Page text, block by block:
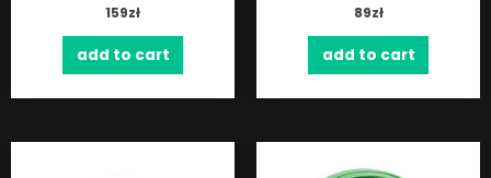
159zł
add to cart
89zł
add to cart